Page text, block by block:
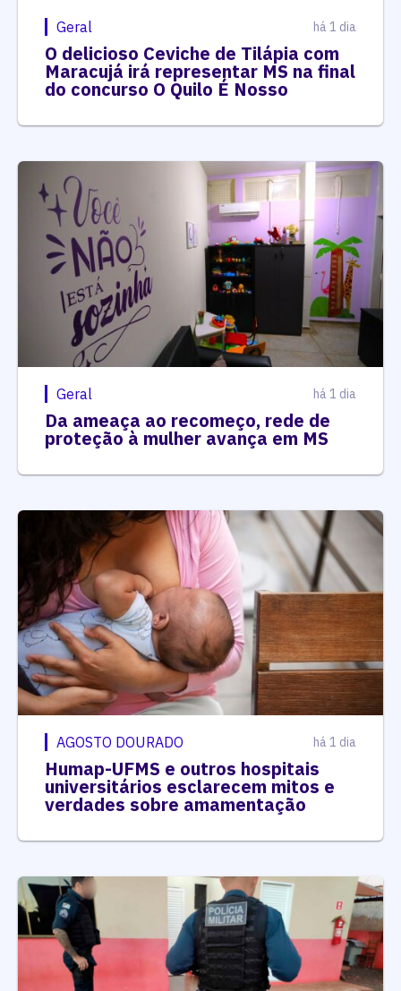
Geral há 1 dia
O delicioso Ceviche de Tilápia com
Maracujá irá representar MS na final
do concurso O Quilo É Nosso
Geral há 1 dia
Da ameaça ao recomeço, rede de
proteção à mulher avança em MS
AGOSTO DOURADO há 1 dia
Humap-UFMS e outros hospitais
universitários esclarecem mitos e
verdades sobre amamentação